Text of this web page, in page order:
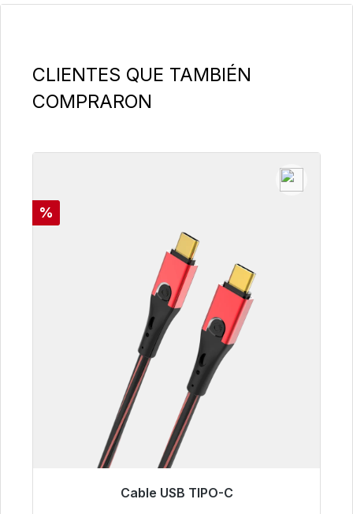
Omitir la galería de productos
CLIENTES QUE TAMBIÉN
COMPRARON
Descuento
%
Cable USB TIPO-C
Listo para envío inmediato, plazo de entrega